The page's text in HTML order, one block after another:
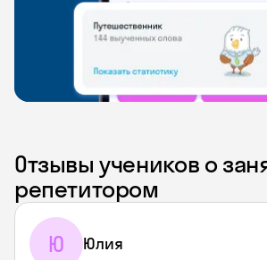
Отзывы учеников о
репетитором
Ю Юлия